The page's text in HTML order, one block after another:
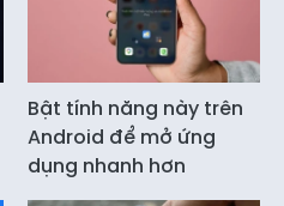
Bật tính năng này trên
Android để mở ứng
dụng nhanh hơn